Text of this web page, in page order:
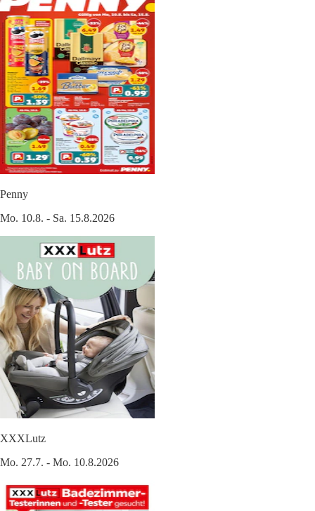
Penny
Mo. 10.8. - Sa. 15.8.2026
XXXLutz
Mo. 27.7. - Mo. 10.8.2026